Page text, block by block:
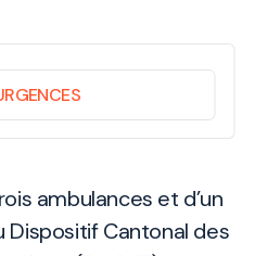
ambulances et d’un
Dispositif Cantonal des